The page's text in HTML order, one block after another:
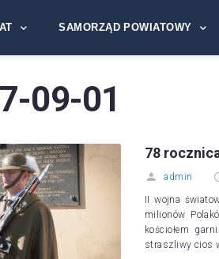
SAMORZĄD POWIATOWY
09-01
78
admin
II wojna
milionów
kościołem
straszliwy cios